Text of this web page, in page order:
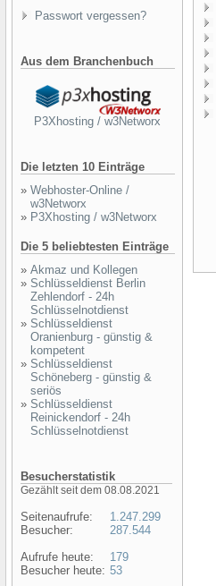
Passwort vergessen?
Aus dem Branchenbuch
P3Xhosting / w3Networx
Die letzten 10 Einträge
» Webhoster-Online /
w3Networx
» P3Xhosting / w3Networx
Die 5 beliebtesten Einträge
» Akmaz und Kollegen
» Schlüsseldienst Berlin
Zehlendorf - 24h
Schlüsselnotdienst
» Schlüsseldienst
Oranienburg - günstig &
kompetent
» Schlüsseldienst
Schöneberg - günstig &
seriös
» Schlüsseldienst
Reinickendorf - 24h
Schlüsselnotdienst
Besucherstatistik
Gezählt seit dem 08.08.2021
Seitenaufrufe:
Besucher:
Aufrufe heute:
Besucher heute:
1.247.299
287.544
179
53